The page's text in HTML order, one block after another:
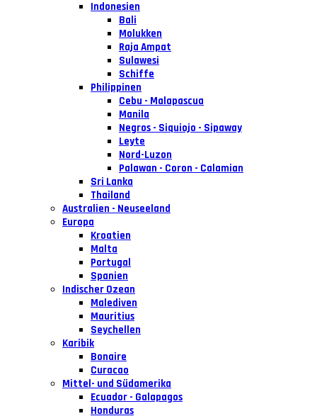
Indonesien
Bali
Molukken
Raja Ampat
Sulawesi
Schiffe
Philippinen
Cebu - Malapascua
Manila
Negros - Siquiojo - Sipaway
Leyte
Nord-Luzon
Palawan - Coron - Calamian
Sri Lanka
Thailand
Australien - Neuseeland
Europa
Kroatien
Malta
Portugal
Spanien
Indischer Ozean
Malediven
Mauritius
Seychellen
Karibik
Bonaire
Curacao
Mittel- und Südamerika
Ecuador - Galapagos
Honduras